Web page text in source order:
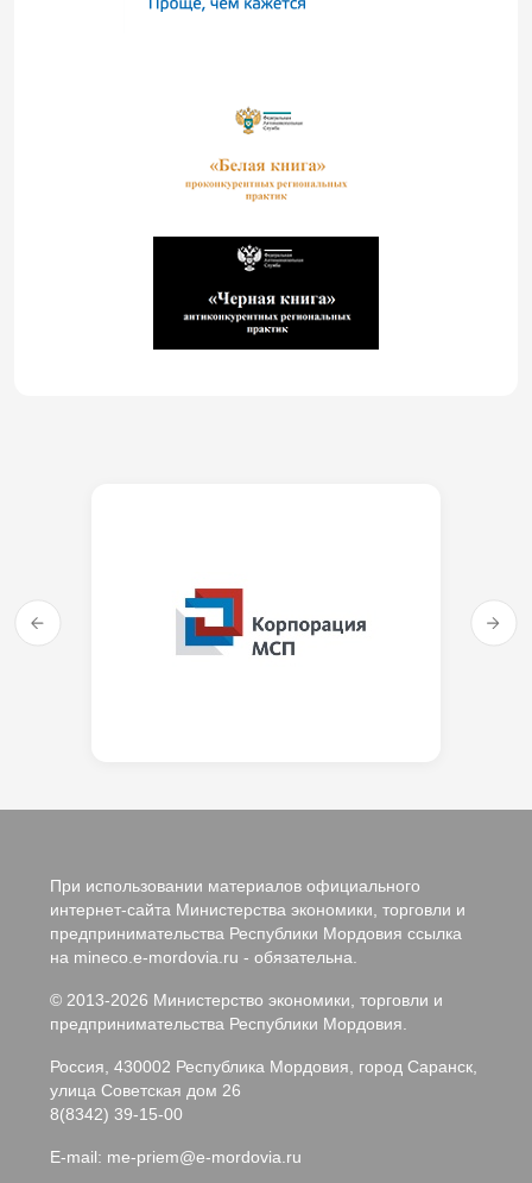
При использовании материалов официального
интернет-сайта Министерства экономики, торговли и
предпринимательства Республики Мордовия ссылка
на mineco.e-mordovia.ru - обязательна.
© 2013-2026 Министерство экономики, торговли и
предпринимательства Республики Мордовия.
Россия, 430002 Республика Мордовия, город Саранск,
улица Советская дом 26
8(8342) 39-15-00
E-mail: me-priem@e-mordovia.ru